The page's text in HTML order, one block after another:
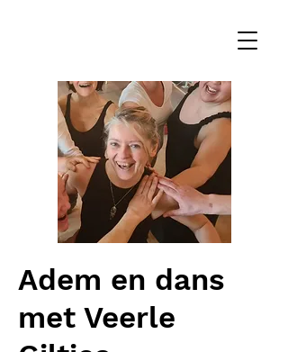
Adem en dans
met Veerle